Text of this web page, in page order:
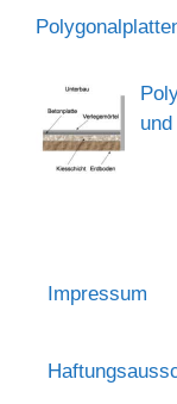
Impressum